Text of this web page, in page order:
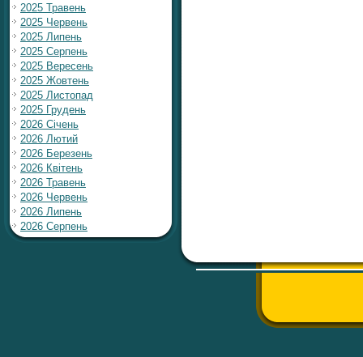
2025 Травень
2025 Червень
2025 Липень
2025 Серпень
2025 Вересень
2025 Жовтень
2025 Листопад
2025 Грудень
2026 Січень
2026 Лютий
2026 Березень
2026 Квітень
2026 Травень
2026 Червень
2026 Липень
2026 Серпень